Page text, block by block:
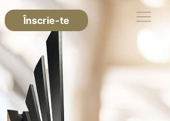
Înscrie-te